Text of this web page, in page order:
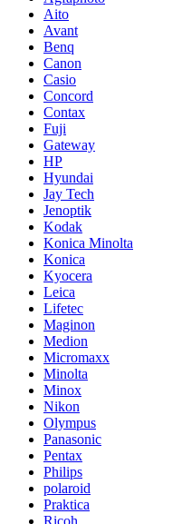
Aito
Avant
Benq
Canon
Casio
Concord
Contax
Fuji
Gateway
HP
Hyundai
Jay Tech
Jenoptik
Kodak
Konica Minolta
Konica
Kyocera
Leica
Lifetec
Maginon
Medion
Micromaxx
Minolta
Minox
Nikon
Olympus
Panasonic
Pentax
Philips
polaroid
Praktica
Ricoh